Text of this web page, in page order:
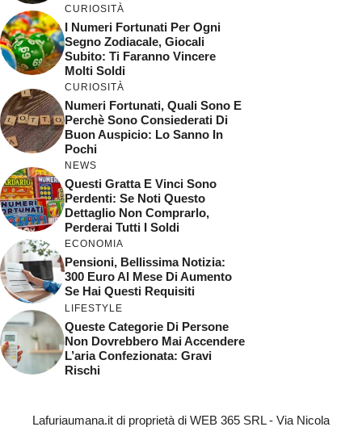
CURIOSITÀ
I Numeri Fortunati Per Ogni
Segno Zodiacale, Giocali
Subito: Ti Faranno Vincere
Molti Soldi
CURIOSITÀ
Numeri Fortunati, Quali Sono E
Perchè Sono Consiederati Di
Buon Auspicio: Lo Sanno In
Pochi
NEWS
Questi Gratta E Vinci Sono
Perdenti: Se Noti Questo
Dettaglio Non Comprarlo,
Perderai Tutti I Soldi
ECONOMIA
Pensioni, Bellissima Notizia:
300 Euro Al Mese Di Aumento
Se Hai Questi Requisiti
LIFESTYLE
Queste Categorie Di Persone
Non Dovrebbero Mai Accendere
L’aria Confezionata: Gravi
Rischi
Lafuriaumana.it di proprietà di WEB 365 SRL - Via Nicola